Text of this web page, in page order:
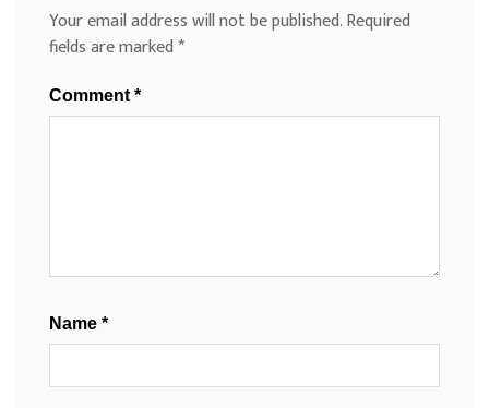
Your email address will not be published.Required
fields are marked*
Comment *
Name *